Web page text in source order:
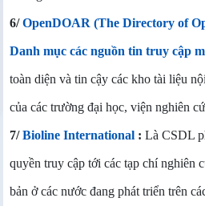
6/OpenDOAR (The Directory of
Danh mục các nguồn tin truy cập
toàn diện và tin cậy các kho tài liệu
của các trường đại học, viện nghiên
7/Bioline International : Là CSDL
quyền truy cập tới các tạp chí nghiên
bản ở các nước đang phát triển trên